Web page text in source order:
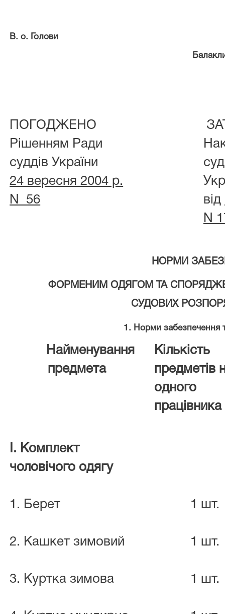
В. о. Голови
ПОГОДЖЕНО
Рішенням Ради
суддів України
24 вересня 2004 р.
N 56
від
N
НОРМИ
ФОРМЕНИМ ОДЯГОМ ТА
СУДОВИХ
1. Норми забезпечення
Найменування
предмета
Кількість
предметів
одного
працівника
I. Комплект
чоловічого одягу
1. Берет 1 шт.
2. Кашкет зимовий 1 шт.
3. Куртка зимова 1 шт.